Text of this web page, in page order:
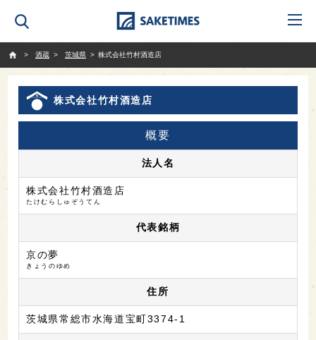
酒蔵
茨城県 株式会社竹村酒造店
株式会社竹村酒造店
概要
法人名
株式会社竹村酒造店
たけむらしゅぞうてん
代表銘柄
京の夢
きょうのゆめ
住所
茨城県常総市水海道宝町3374-1